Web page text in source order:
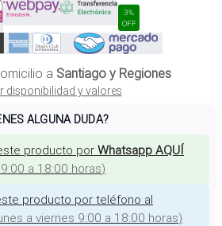
3%
OFF
a Santiago y Regiones
disponibilidad y valores
ALGUNA DUDA?
producto por Whatsapp AQUÍ
a 18:00 horas)
producto por teléfono al
a viernes 9:00 a 18:00 horas)